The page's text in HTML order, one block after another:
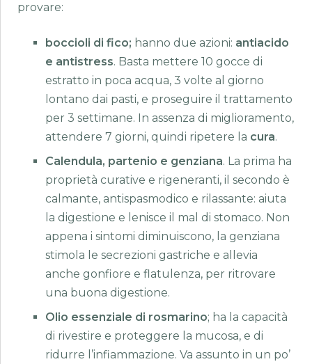
provare:
boccioli di fico; hanno due azioni: antiacido
e antistress. Basta mettere 10 gocce di
estratto in poca acqua, 3 volte al giorno
lontano dai pasti, e proseguire il trattamento
per 3 settimane. In assenza di miglioramento,
attendere 7 giorni, quindi ripetere la cura.
Calendula, partenio e genziana. La prima ha
proprietà curative e rigeneranti, il secondo è
calmante, antispasmodico e rilassante: aiuta
la digestione e lenisce il mal di stomaco. Non
appena i sintomi diminuiscono, la genziana
stimola le secrezioni gastriche e allevia
anche gonfiore e flatulenza, per ritrovare
una buona digestione.
Olio essenziale di rosmarino; ha la capacità
di rivestire e proteggere la mucosa, e di
ridurre l’infiammazione. Va assunto in un po’